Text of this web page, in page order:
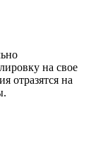
на свое
отразятся на